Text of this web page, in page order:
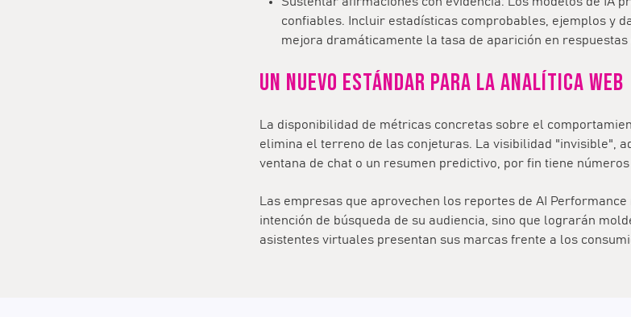
confiables. Incluir estadísticas comprobables, ejemplos y
mejora dramáticamente la tasa de aparición en respuestas
Un nuevo estándar para la analítica web
La disponibilidad de métricas concretas sobre el
elimina el terreno de las conjeturas. La visibilidad "invisible",
ventana de chat o un resumen predictivo, por fin tiene números
Las empresas que aprovechen los reportes de AI
intención de búsqueda de su audiencia, sino que lograrán
asistentes virtuales presentan sus marcas frente a los